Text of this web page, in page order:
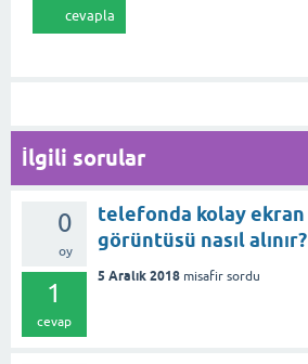
İlgili sorular
0
oy
1
cevap
telefonda kolay ekran
görüntüsü nasıl alınır?
5 Aralık 2018 misafir sordu